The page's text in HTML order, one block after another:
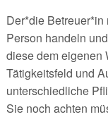
Der*die Betreuer*in
Person handeln
diese dem eigenen
Tätigkeitsfeld und
unterschiedliche
Sie noch achten